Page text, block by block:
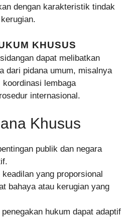
dengan karakteristik tindak
KHUSUS
dapat melibatkan
dari pidana umum, misalnya
lembaga
internasional.
Khusus
publik dan negara
keadilan yang proporsional
bahaya atau kerugian yang
hukum dapat adaptif